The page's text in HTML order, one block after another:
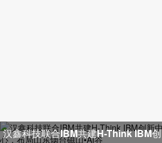
汉鑫科技联合IBM共建H-Think IBM创